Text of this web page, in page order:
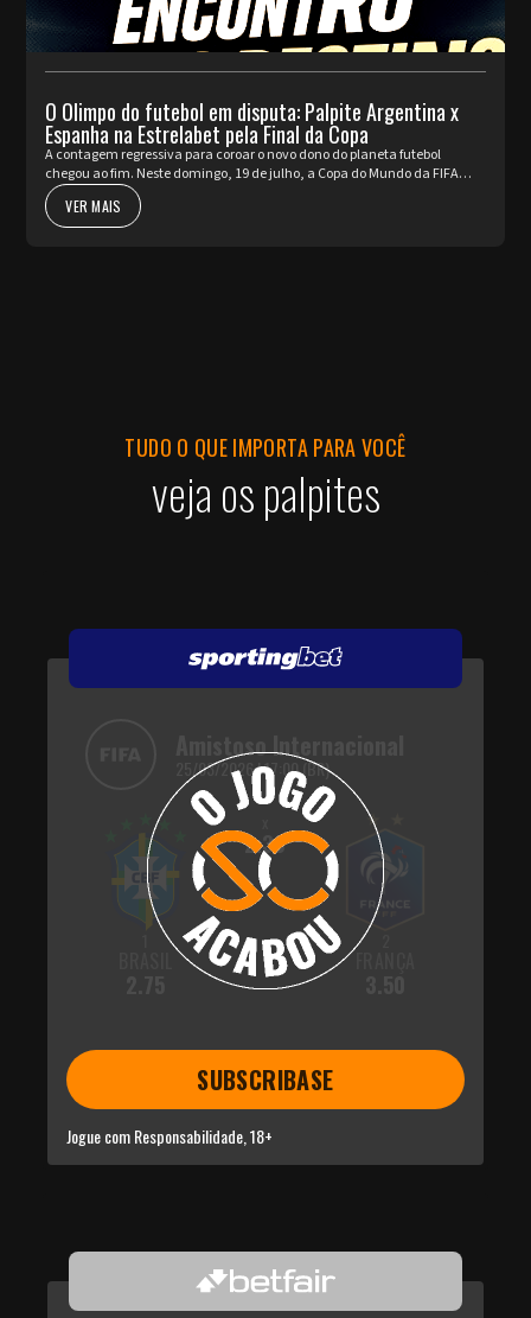
O Olimpo do futebol em disputa: Palpite Argentina x
Espanha na Estrelabet pela Final da Copa
A contagem regressiva para coroar o novo dono do planeta futebol
chegou ao fim. Neste domingo, 19 de julho, a Copa do Mundo da FIFA
2026™ apresenta o seu ato mais nobre e aguardado. Argentina e Espa...
VER MAIS
TUDO O QUE IMPORTA PARA VOCÊ
veja os palpites
Amistoso Internacional
25/03/2026 | 17:00 (BR)
2.30
SUBSCRIBASE
Jogue com Responsabilidade, 18+